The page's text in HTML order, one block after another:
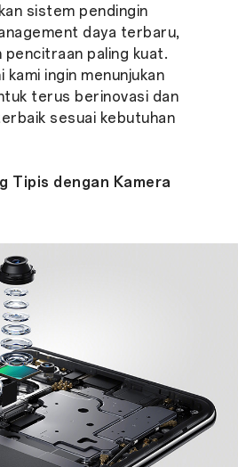
sistem pendingin
daya terbaru,
pencitraan paling kuat.
kami ingin menunjukan
terus berinovasi dan
sesuai kebutuhan
Tipis dengan Kamera